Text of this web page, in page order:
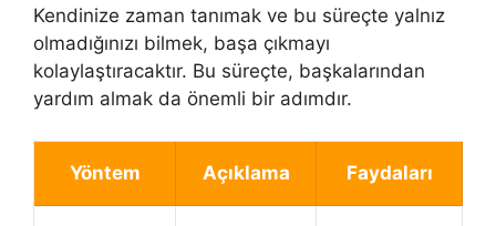
Kendinize zaman tanımak ve bu süreçte yalnız
olmadığınızı bilmek, başa çıkmayı
kolaylaştıracaktır. Bu süreçte, başkalarından
yardım almak da önemli bir adımdır.
Yöntem Açıklama Faydaları